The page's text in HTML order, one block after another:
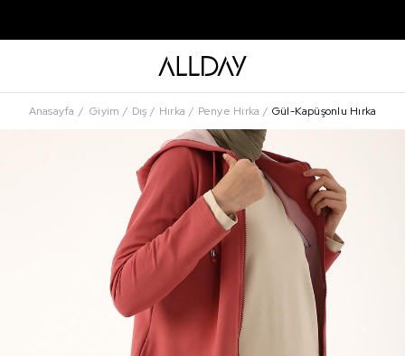
Anasayfa Giyim Dış Hırka Penye Hırka Gül-Kapüşonlu Hırka